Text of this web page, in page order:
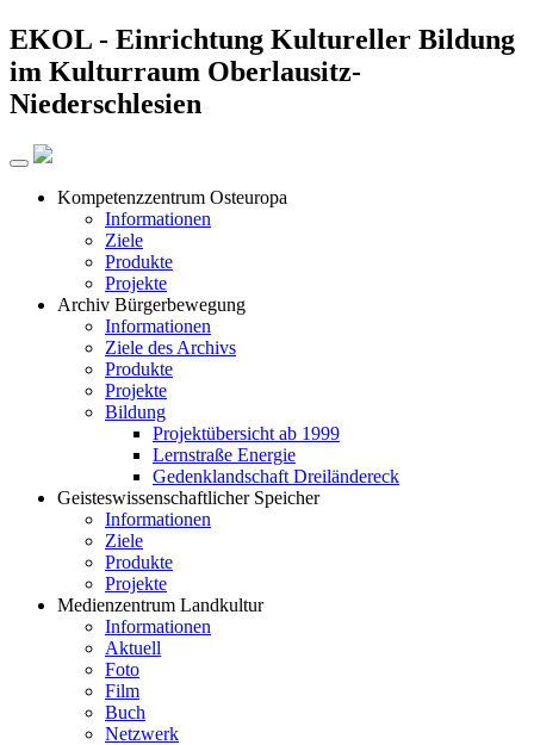
EKOL - Einrichtung Kultureller Bildung
im Kulturraum Oberlausitz-
Niederschlesien
Kompetenzzentrum Osteuropa
Informationen
Ziele
Produkte
Projekte
Archiv Bürgerbewegung
Informationen
Ziele des Archivs
Produkte
Projekte
Bildung
Projektübersicht ab 1999
Lernstraße Energie
Gedenklandschaft Dreiländereck
Geisteswissenschaftlicher Speicher
Informationen
Ziele
Produkte
Projekte
Medienzentrum Landkultur
Informationen
Aktuell
Foto
Film
Buch
Netzwerk